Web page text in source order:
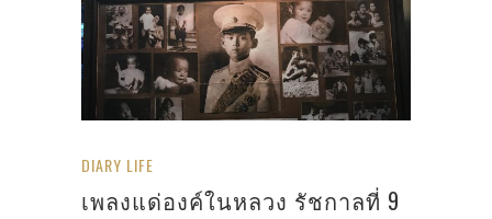
DIARY LIFE
เพลงแด่องค์ในหลวง รัชกาลที่ 9